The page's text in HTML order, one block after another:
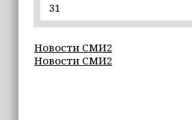
Избирательные участки Шатоя
готовы к приёму голосов
31
Новости СМИ2
Новости СМИ2